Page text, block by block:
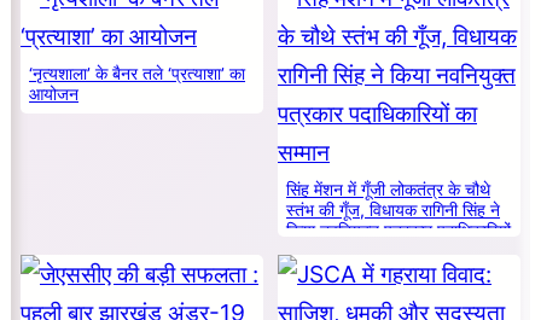
‘नृत्यशाला’ के बैनर तले ‘प्रत्याशा’ का
आयोजन
सिंह मेंशन में गूँजी लोकतंत्र के चौथे
स्तंभ की गूँज, विधायक रागिनी सिंह ने
किया नवनियुक्त पत्रकार पदाधिकारियों
का सम्मान